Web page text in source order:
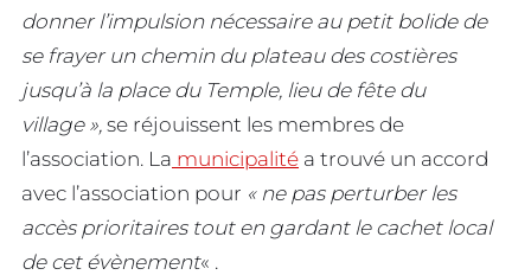
donner l’impulsion nécessaire au petit bolide de
se frayer un chemin du plateau des costières
jusqu’à la place du Temple, lieu de fête du
village », se réjouissent les membres de
l’association. La municipalité a trouvé un accord
avec l’association pour « ne pas perturber les
accès prioritaires tout en gardant le cachet local
de cet évènement« .